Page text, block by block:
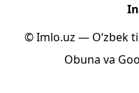
© Imlo.uz — O‘zbek
Obuna va